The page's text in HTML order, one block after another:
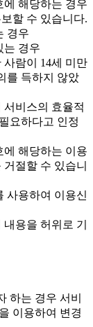
해당하는 경우
할 수 있습니다.
경우
는 경우
사람이 14세 미만
를 득하지 않았
서비스의 효율적
요하다고 인정
해당하는 이용
절할 수 있습니
사용하여 이용신
용을 허위로 기
하는 경우 서비
이용하여 변경